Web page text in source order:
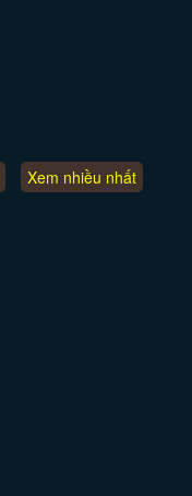
Xem nhiều nhất